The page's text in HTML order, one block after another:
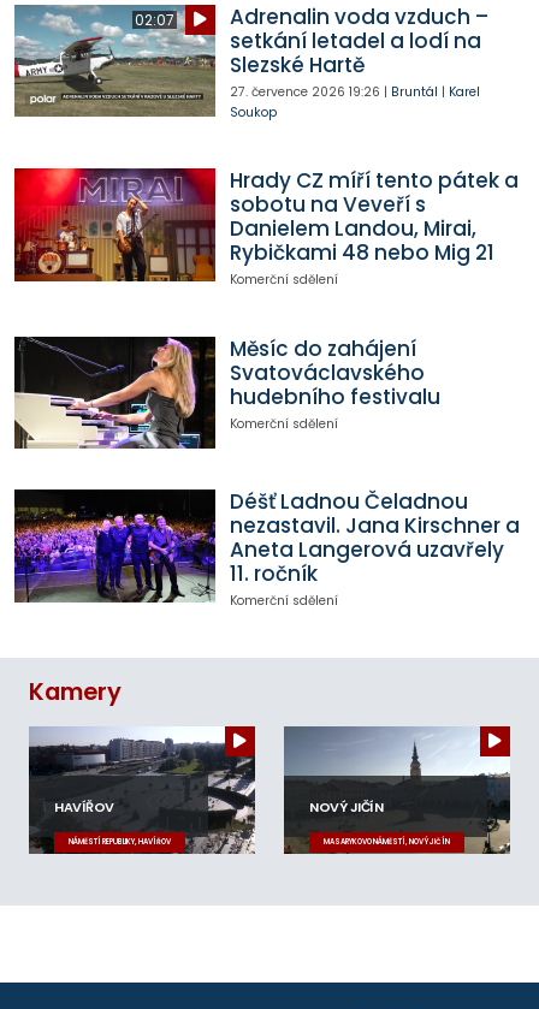
02:07
Adrenalin voda vzduch –
setkání letadel a lodí na
Slezské Hartě
27. července 2026 19:26 | Bruntál | Karel
Soukop
Hrady CZ míří tento pátek a
sobotu na Veveří s
Danielem Landou, Mirai,
Rybičkami 48 nebo Mig 21
Komerční sdělení
Měsíc do zahájení
Svatováclavského
hudebního festivalu
Komerční sdělení
Déšť Ladnou Čeladnou
nezastavil. Jana Kirschner a
Aneta Langerová uzavřely
11. ročník
Komerční sdělení
Kamery
HAVÍŘOV
NÁMĚSTÍ REPUBLIKY, HAVÍŘOV
NOVÝ JIČÍN
MASARYKOVO NÁMĚSTÍ, NOVÝ JIČÍN